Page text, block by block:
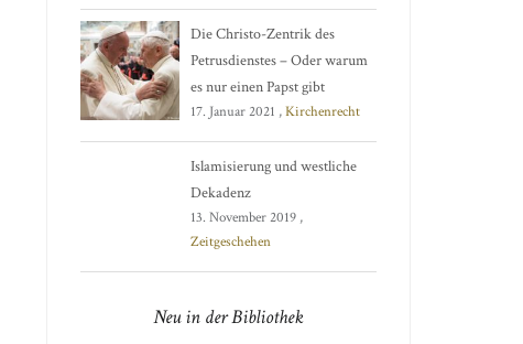
Die Christo-Zentrik des
Petrusdienstes – Oder warum
es nur einen Papst gibt
17. Januar 2021 ,Kirchenrecht
Islamisierung und westliche
Dekadenz
13. November 2019 ,
Zeitgeschehen
Neu in der Bibliothek